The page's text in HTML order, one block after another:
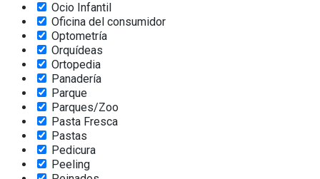
Ocio Infantil
Oficina del consumidor
Optometría
Orquídeas
Ortopedia
Panadería
Parque
Parques/Zoo
Pasta Fresca
Pastas
Pedicura
Peeling